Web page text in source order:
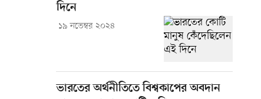
দিনে
১৯ নভেম্বর ২০২৪
ভারতের অর্থনীতিতে বিশ্বকাপের অবদান